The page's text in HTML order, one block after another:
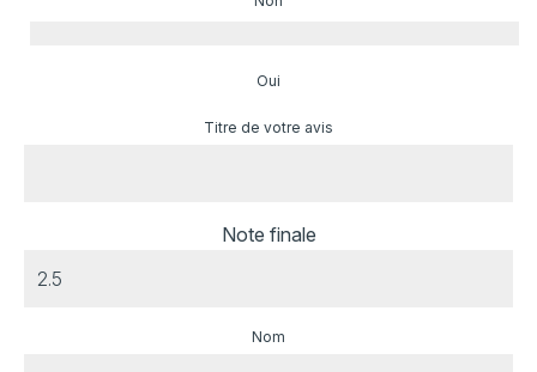
Oui
Titre de votre avis
Note finale
Nom